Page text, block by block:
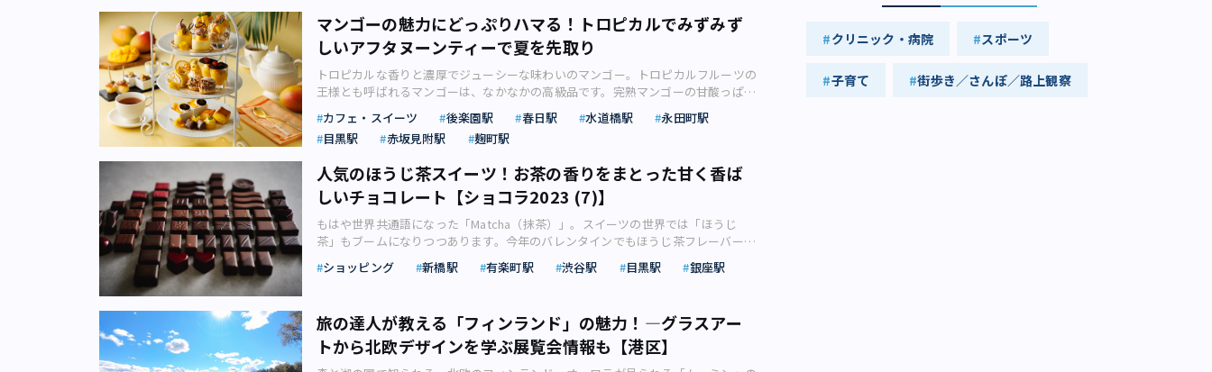
マンゴーの魅力にどっぷりハマる！トロピカルでみずみず
しいアフタヌーンティーで夏を先取り
トロピカルな香りと濃厚でジューシーな味わいのマンゴー。トロピカルフルーツの
王様とも呼ばれるマンゴーは、なかなかの高級品です。完熟マンゴーの甘酸っぱい
香りと、とろけるような舌触りと濃厚な甘味に魅了されたデザイナー・INDULGEさ
んおすすめの、旬のマンゴーをたっぷり使用したアフタヌーンティーをご紹介しま
す。奥深いマンゴーの魅力 甘酸っぱい芳香と、とろける食感、濃厚な甘みがやみ
ーズやアイス、チョコレートなどとも相性が良く、ケーキやジェラートなどスイー
ツに姿を変えても堪能できます。実はマンゴーの種類は世界中に数百種類あるそう
です。品種や産地もさまざまで、それぞれの味わいを楽しめる、奥深いフルーツな
のです。 さらにマンゴーにはβカロテンが多く含まれ、細胞の老化を抑える抗酸
化作用があるとのこと。貧血予防に良いとされる葉酸や、腸の働きを整える食物繊
維も多めだそうです。肌にも健康にも良いマンゴーをたっぷり使用したアフタヌー
ー」／5月31日まで ホテル雅叙園東京のCafe＆Bar「結庵」では、5月31日（水）
まで、旬のマンゴーをたっぷり使用した「マンゴーアフタヌーンティー」が開催中
です。オレンジ色で甘みが強く香り高いメキシカンマンゴーと、甘さと酸味のバラ
ンスが良いフィリピンマンゴーの、特徴の異なる2種のマンゴーを使い分けたメニ
カフェ・スイーツ 後楽園駅 春日駅 水道橋駅
永田町駅
目黒駅
赤坂見附駅 麹町駅
人気のほうじ茶スイーツ！お茶の香りをまとった甘く香ば
しいチョコレート【ショコラ2023 (7)】
もはや世界共通語になった「Matcha（抹茶）」。スイーツの世界では「ほうじ
茶」もブームになりつつあります。今年のバレンタインでもほうじ茶フレーバーを
目にするようになりました。抹茶に続きほうじ茶がスイーツの代表的なフレーバー
になる日も近いかも？ この記事では日本の誇るブランドが手掛けた「ほうじ茶チ
きりとした味わいが特徴です。最近ではスターバックスの「ほうじ茶 ティーラテ」
「ほうじ茶 フラペチーノ」や、ハーゲンダッツの「ジャポネ オペラ～ほうじ茶仕
立て～」が発売されるなど、いまや定番フレーバーとしての位置を確立していま
ショッピング 新橋駅 有楽町駅 渋谷駅 目黒駅 銀座駅
旅の達人が教える「フィンランド」の魅力！―グラスアー
トから北欧デザインを学ぶ展覧会情報も【港区】
クリニック・病院 スポーツ
子育て 街歩き／さんぽ／路上観察